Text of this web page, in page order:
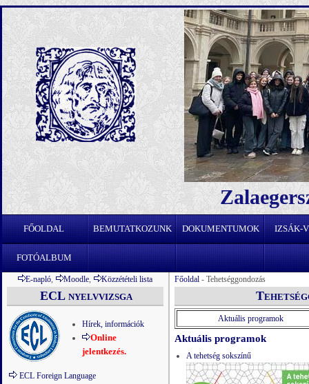
FŐOLDAL BEMUTATKOZUNK DOKUMENTUMOK IZSÁK-
FOTÓALBUM
E-napló, Moodle, Közzétételi lista
ECL nyelvvizsga
Hírek, információk
Online
jelentkezés.
ECL Foreign Language
Főoldal - Tehetséggondozás
Aktuális programok
Aktuális programok
A tehetség sokszínű